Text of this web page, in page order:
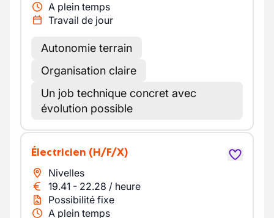
A plein temps
Travail de jour
Autonomie terrain
Organisation claire
Un job technique concret avec
évolution possible
Électricien (H/F/X)
Nivelles
19.41 - 22.28 / heure
Possibilité fixe
A plein temps